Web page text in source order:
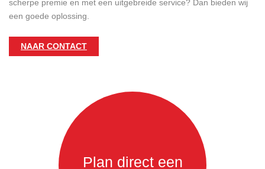
scherpe premie en met een uitgebreide service? Dan bieden wij
een goede oplossing.
NAAR CONTACT
Plan direct een